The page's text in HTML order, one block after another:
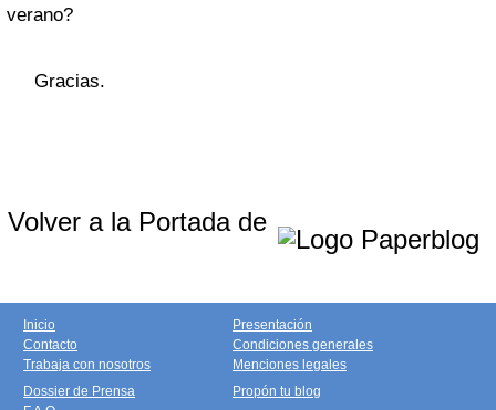
verano?
Gracias.
Volver a la Portada de
Inicio
Contacto
Trabaja con nosotros
Presentación
Condiciones generales
Menciones legales
Dossier de Prensa
Propón tu blog